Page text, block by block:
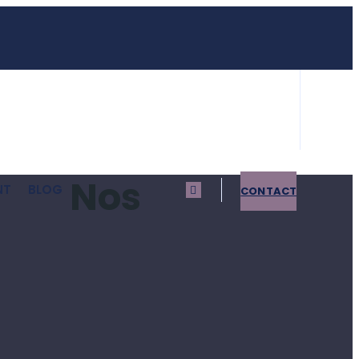
CONTACT
Nos